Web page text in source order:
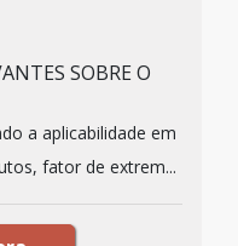
SOBRE O
a aplicabilidade em
fator de extrem...